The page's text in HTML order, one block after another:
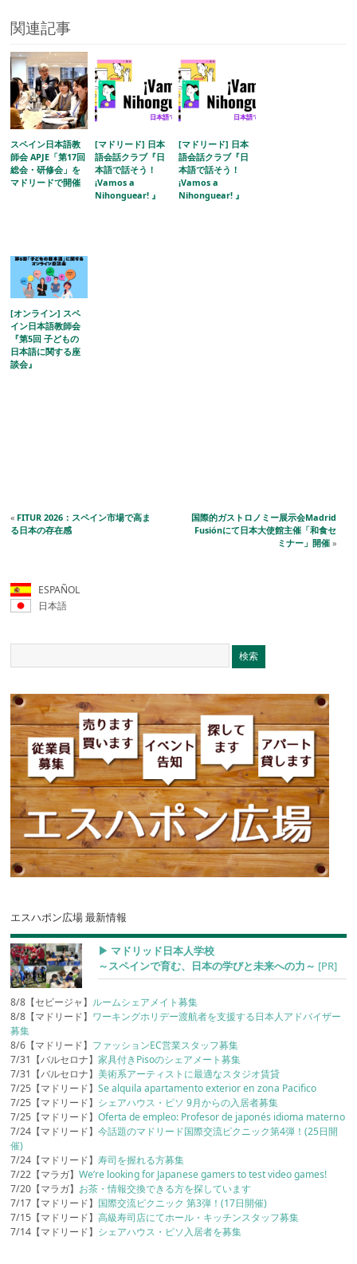
関連記事
スペイン日本語教
師会 APJE「第17回
総会・研修会」を
マドリードで開催
[マドリード] 日本
語会話クラブ『日
本語で話そう！
¡Vamos a
Nihonguear! 』
[マドリード] 日本
語会話クラブ『日
本語で話そう！
¡Vamos a
Nihonguear! 』
[オンライン] スペ
イン日本語教師会
『第5回 子どもの
日本語に関する座
談会』
« FITUR 2026：スペイン市場で高ま
る日本の存在感
国際的ガストロノミー展示会Madrid
Fusiónにて日本大使館主催「和食セ
ミナー」開催»
ESPAÑOL
日本語
エスハポン広場 最新情報
▶︎ マドリッド日本人学校
～スペインで育む、日本の学びと未来への力～ [PR]
8/8【セビージャ】 ルームシェアメイト募集
8/8【マドリード】 ワーキングホリデー渡航者を支援する日本人アドバイザー
募集
8/6【マドリード】 ファッションEC営業スタッフ募集
7/31【バルセロナ】家具付きPisoのシェアメート募集
7/31【バルセロナ】美術系アーティストに最適なスタジオ賃貸
7/25【マドリード】Se alquila apartamento exterior en zona Pacifico
7/25【マドリード】 シェアハウス・ピソ 9月からの入居者募集
7/25【マドリード】Oferta de empleo: Profesor de japonés idioma materno
7/24【マドリード】今話題のマドリード国際交流ピクニック第4弾！(25日開
催)
7/24【マドリード】寿司を握れる方募集
7/22【マラガ】We’re looking for Japanese gamers to test video games!
7/20【マラガ】 お茶・情報交換できる方を探しています
7/17【マドリード】 国際交流ピクニック 第3弾！(17日開催)
7/15【マドリード】高級寿司店にてホール・キッチンスタッフ募集
7/14【マドリード】 シェアハウス・ピソ入居者を募集